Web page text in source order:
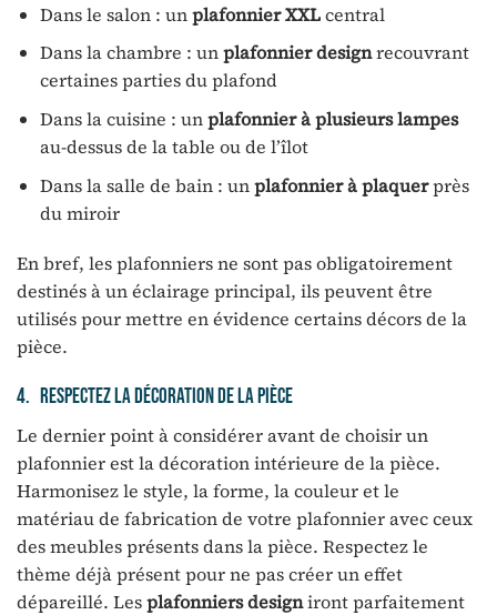
Dans le salon : unplafonnier XXLcentral
Dans la chambre : unplafonnier designrecouvrant
certaines parties du plafond
Dans la cuisine : unplafonnier à plusieurs lampes
au-dessus de la table ou de l’îlot
Dans la salle de bain : unplafonnier à plaquerprès
du miroir
En bref, les plafonniers ne sont pas obligatoirement
destinés à un éclairage principal, ils peuvent être
utilisés pour mettre en évidence certains décors de la
pièce.
4. Respectez la décoration de la pièce
Le dernier point à considérer avant de choisir un
plafonnier est la décoration intérieure de la pièce.
Harmonisez le style, la forme, la couleur et le
matériau de fabrication de votre plafonnier avec ceux
des meubles présents dans la pièce. Respectez le
thème déjà présent pour ne pas créer un effet
dépareillé. Lesplafonniers designiront parfaitement